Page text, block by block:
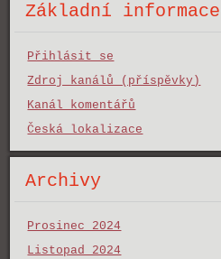
Základní informace
Přihlásit se
Zdroj kanálů (příspěvky)
Kanál komentářů
Česká lokalizace
Archivy
Prosinec 2024
Listopad 2024